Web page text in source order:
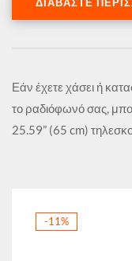
ΔΙΑΒΆΣΤΕ
Εάν έχετε χάσει ή
το ραδιόφωνό σας,
25.59” (65 cm)
-11%